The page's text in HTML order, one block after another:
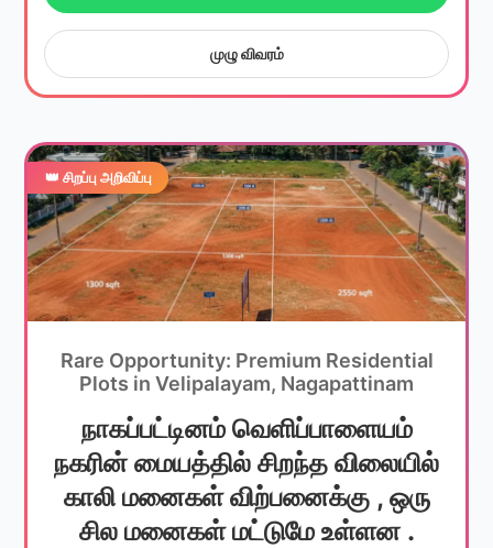
முழு விவரம்
👑 சிறப்பு அறிவிப்பு
Rare Opportunity: Premium Residential
Plots in Velipalayam, Nagapattinam
நாகப்பட்டினம் வெளிப்பாளையம்
நகரின் மையத்தில் சிறந்த விலையில்
காலி மனைகள் விற்பனைக்கு , ஒரு
சில மனைகள் மட்டுமே உள்ளன .